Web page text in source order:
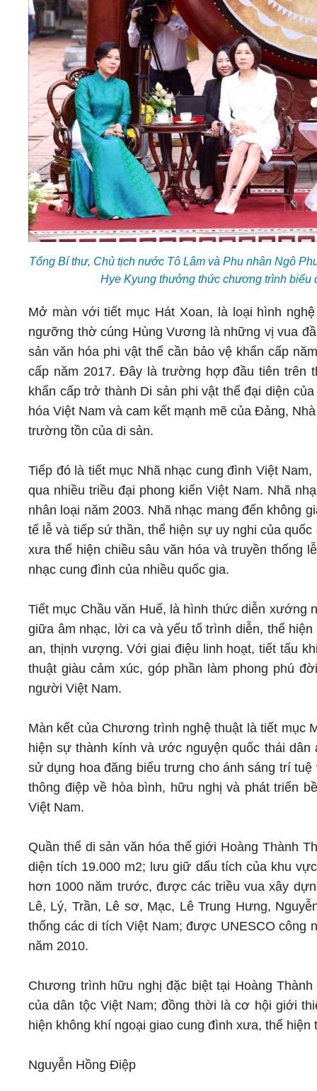
Tổng Bí thư, Chủ tịch nước Tô Lâm và Phu nhân Ngô
Hye Kyung thưởng thức chương trình biểu
Mở màn với tiết mục Hát Xoan, là loại hình
ngưỡng thờ cúng Hùng Vương là những vị vua
sản văn hóa phi vật thể cần bảo vệ khẩn cấp
cấp năm 2017. Đây là trường hợp đầu tiên trên
khẩn cấp trở thành Di sản phi vật thể đại diện
hóa Việt Nam và cam kết mạnh mẽ của Đảng,
trường tồn của di sản.
Tiếp đó là tiết mục Nhã nhạc cung đình Việt
qua nhiều triều đại phong kiến Việt Nam. Nhã
nhân loại năm 2003. Nhã nhạc mang đến không
tế lễ và tiếp sứ thần, thể hiện sự uy nghi của
xưa thể hiện chiều sâu văn hóa và truyền thống
nhạc cung đình của nhiều quốc gia.
Tiết mục Chầu văn Huế, là hình thức diễn
giữa âm nhạc, lời ca và yếu tố trình diễn, thể
an, thịnh vượng. Với giai điệu linh hoạt, tiết tấu
thuật giàu cảm xúc, góp phần làm phong phú
người Việt Nam.
Màn kết của Chương trình nghệ thuật là tiết mục
hiện sự thành kính và ước nguyện quốc thái
sử dụng hoa đăng biểu trưng cho ánh sáng trí
thông điệp về hòa bình, hữu nghị và phát triển
Việt Nam.
Quần thể di sản văn hóa thế giới Hoàng Thành
diện tích 19.000 m2; lưu giữ dấu tích của khu
hơn 1000 năm trước, được các triều vua xây
Lê, Lý, Trần, Lê sơ, Mạc, Lê Trung Hưng,
thống các di tích Việt Nam; được UNESCO công
năm 2010.
Chương trình hữu nghị đặc biệt tại Hoàng
của dân tộc Việt Nam; đồng thời là cơ hội giới
hiện không khí ngoại giao cung đình xưa, thể
Nguyễn Hồng Điệp